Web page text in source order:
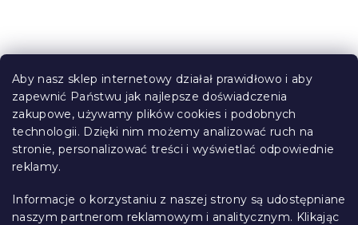
Aby nasz sklep internetowy działał prawidłowo i aby
zapewnić Państwu jak najlepsze doświadczenia
zakupowe, używamy plików cookies i podobnych
technologii. Dzięki nim możemy analizować ruch na
stronie, personalizować treści i wyświetlać odpowiednie
reklamy.
Informacje o korzystaniu z naszej strony są udostępniane
naszym partnerom reklamowym i analitycznym. Klikając